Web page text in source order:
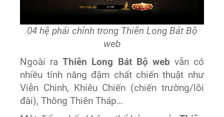
04 hệ phái chính trong Thiên Long Bát Bộ
web
Ngoài raThiên Long Bát Bộ web vẫn có
nhiều tính năng đậm chất chiến thuật như
Viễn Chinh, Khiêu Chiến (chiến trường/lôi
đài), Thông Thiên Tháp…